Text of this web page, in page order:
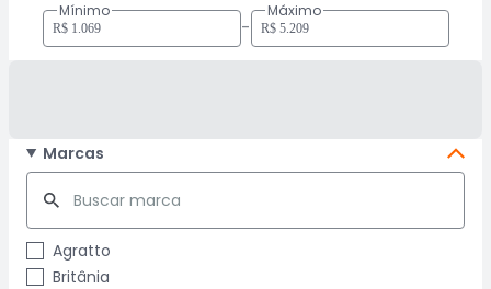
Mínimo
-
Máximo
Marcas
Agratto
Britânia